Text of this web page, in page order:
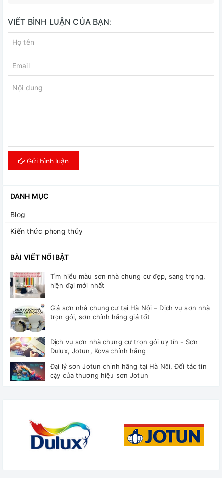
VIẾT BÌNH LUẬN CỦA BẠN:
Gửi bình luận
DANH MỤC
Blog
Kiến thức phong thủy
BÀI VIẾT NỔI BẬT
Tìm hiểu màu sơn nhà chung cư đẹp, sang trọng,
hiện đại mới nhất
Giá sơn nhà chung cư tại Hà Nội – Dịch vụ sơn nhà
trọn gói, sơn chính hãng giá tốt
Dịch vụ sơn nhà chung cư trọn gói uy tín - Sơn
Dulux, Jotun, Kova chính hãng
Đại lý sơn Jotun chính hãng tại Hà Nội, Đối tác tin
cậy của thương hiệu sơn Jotun